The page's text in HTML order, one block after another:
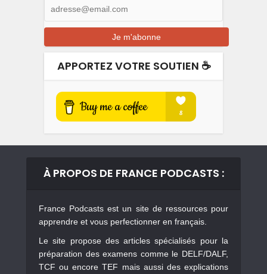
APPORTEZ VOTRE SOUTIEN ☕️
À PROPOS DE FRANCE PODCASTS :
France Podcasts est un site de ressources pour
apprendre et vous perfectionner en français.
Le site propose des articles spécialisés pour la
préparation des examens comme le DELF/DALF,
TCF ou encore TEF mais aussi des explications